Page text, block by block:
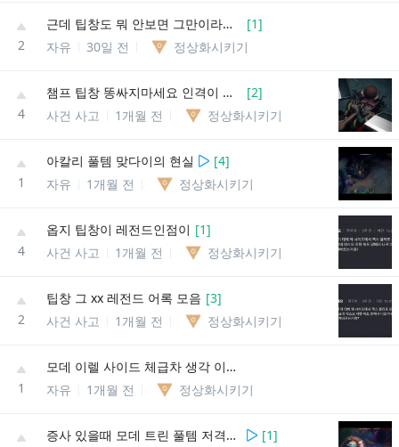
2
근데 팁창도 뭐 안보면 그만이라곤 하지만 [1]
자유
30일 전 정상화시키기
4
챔프 팁창 똥싸지마세요 인격이 얘랑 딱 판박이인듯 [2]
사건 사고
1개월 전 정상화시키기
1
아칼리 풀템 맞다이의 현실 [4]
자유
1개월 전 정상화시키기
4
옵지 팁창이 레전드인점이 [1]
사건 사고
1개월 전 정상화시키기
2
팁창 그 xx 레전드 어록 모음 [3]
사건 사고
1개월 전 정상화시키기
1
모데 이렐 사이드 체급차 생각 이상으로 많이 나는듯
자유
1개월 전 정상화시키기
증사 있을때 모데 트린 풀템 저격템전 실험 해봤을때 ㄹㅇ 절망 그 자체였음 [1]